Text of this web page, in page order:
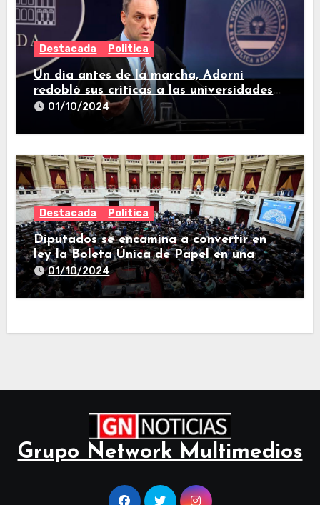
Destacada Politica
Un día antes de la marcha, Adorni
redobló sus críticas a las universidades
nacionales
01/10/2024
Destacada Politica
Diputados se encamina a convertir en
ley la Boleta Única de Papel en una
larga sesión
01/10/2024
Grupo Network Multimedios